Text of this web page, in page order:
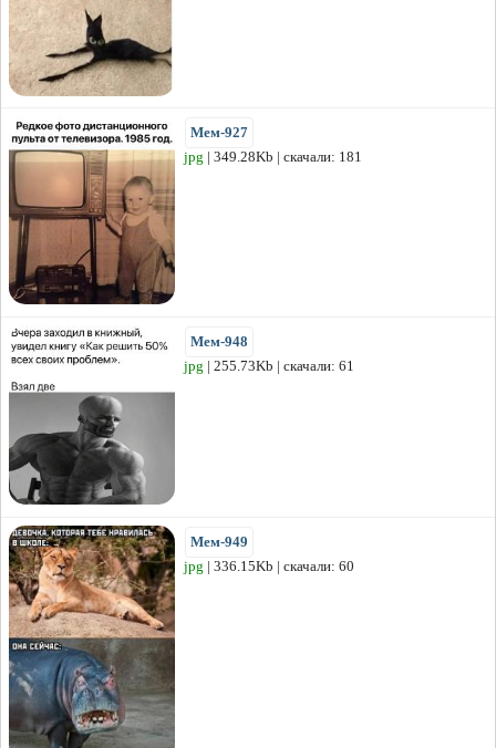
Мем-927
jpg | 349.28Kb | скачали: 181
Мем-948
jpg | 255.73Kb | скачали: 61
Мем-949
jpg | 336.15Kb | скачали: 60